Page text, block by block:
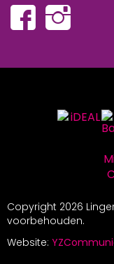
Copyright 2026
voorbehouden.
Website: